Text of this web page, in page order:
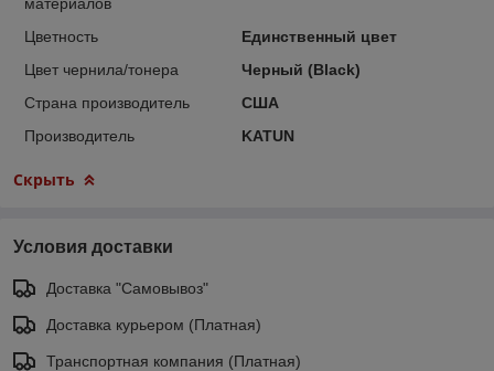
Цветность
Единственный цвет
Цвет чернила/тонера
Черный (Black)
Страна производитель
США
Производитель
KATUN
Скрыть
Условия доставки
Доставка "Самовывоз"
Доставка курьером (Платная)
Транспортная компания (Платная)